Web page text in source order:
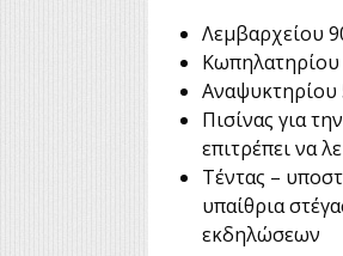
Λεμβαρχείου
Κωπηλατηρίου
Αναψυκτηρίου
Πισίνας για
επιτρέπει να
Τέντας –
υπαίθρια
εκδηλώσεων